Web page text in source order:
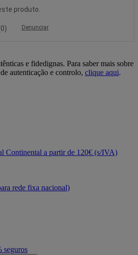
e fidedignas. Para saber mais sobre
autenticação e controlo, clique aqui.
Continental a partir de 120€ (s/IVA)
rede fixa nacional)
seguros